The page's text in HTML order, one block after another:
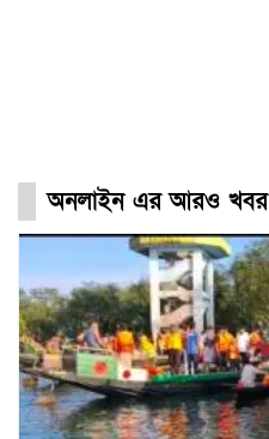
অনলাইন এর আরও খবর